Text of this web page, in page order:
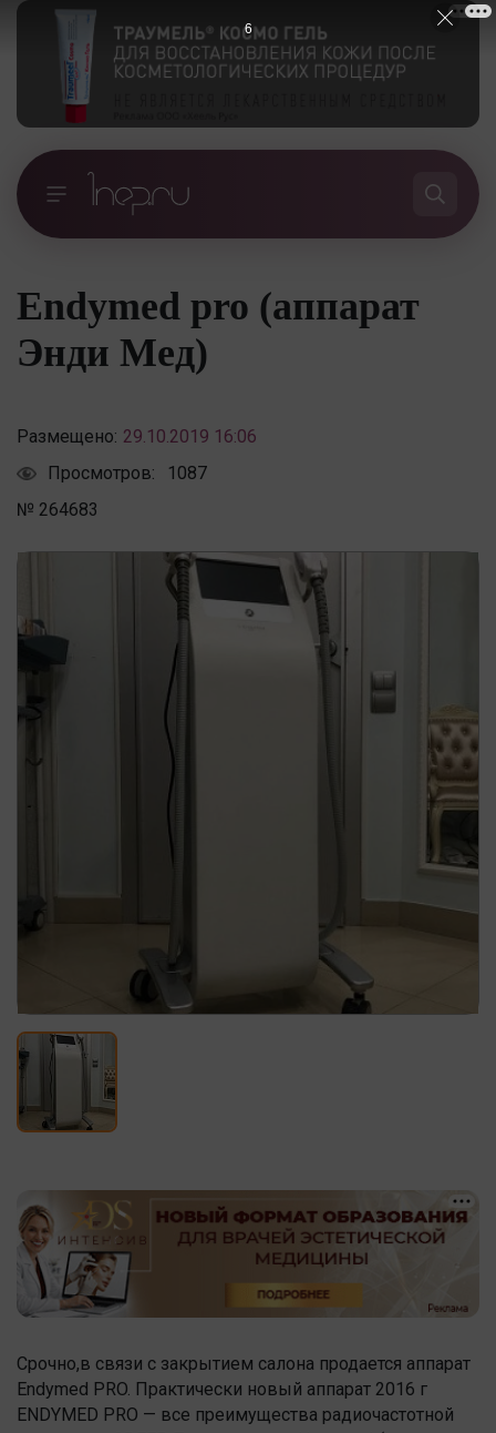
Endymed pro (аппарат
Энди Мед)
Размещено: 29.10.2019 16:06
Просмотров:
1087
№ 264683
Срочно,в связи с закрытием салона продается аппарат
Endymed PRO. Практически новый аппарат 2016 г
ENDYMED PRO — все преимущества радиочастотной
5